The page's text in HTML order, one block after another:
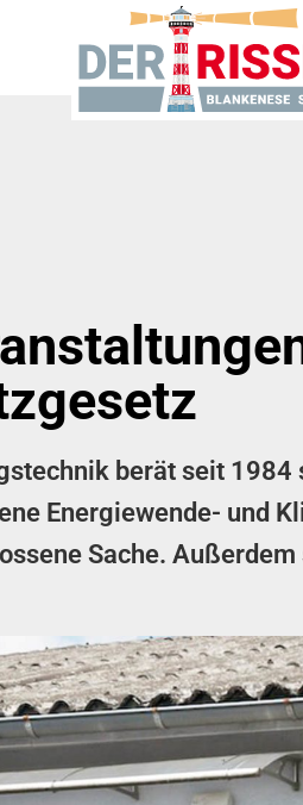
berät seit
Energiewende- und
Sache.